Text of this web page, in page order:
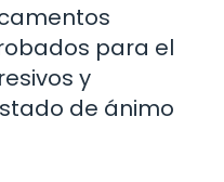
para el
y
de ánimo